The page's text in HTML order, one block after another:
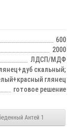
600
2000
ЛДСП/МДФ
скальный;
глянец
готовое решение
Антей 1